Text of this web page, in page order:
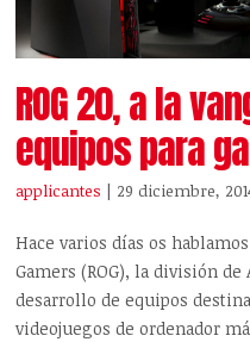
ROG 20, a la
equipos para
applicantes | 29 diciembre,
Hace varios días os
Gamers (ROG), la división de
desarrollo de equipos
videojuegos de ordenador